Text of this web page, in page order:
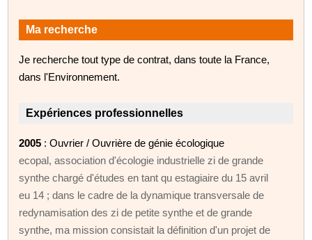
Ma recherche
Je recherche tout type de contrat, dans toute la France,
dans l'Environnement.
Expériences professionnelles
2005 : Ouvrier / Ouvrière de génie écologique
ecopal, association d'écologie industrielle zi de grande
synthe chargé d'études en tant qu estagiaire du 15 avril
eu 14 ; dans le cadre de la dynamique transversale de
redynamisation des zi de petite synthe et de grande
synthe, ma mission consistait la définition d'un projet de